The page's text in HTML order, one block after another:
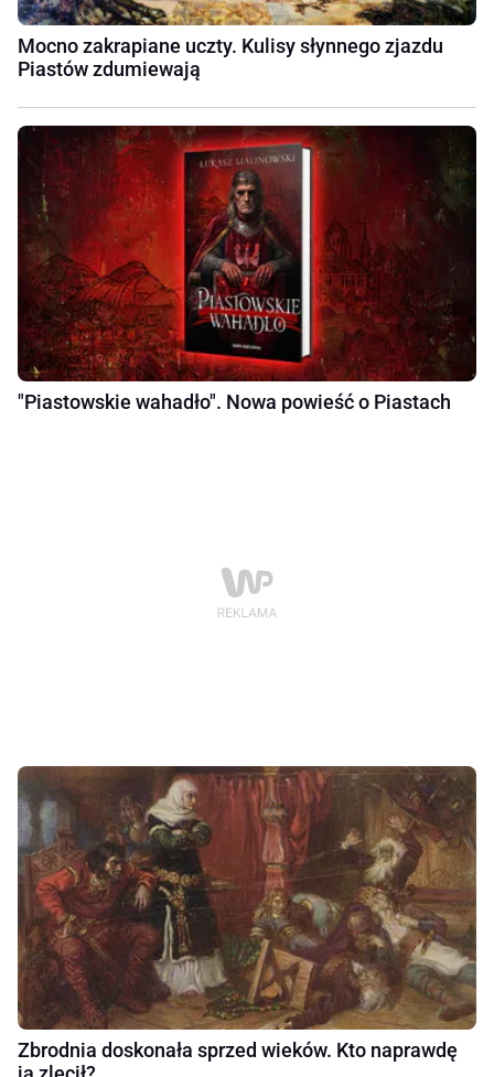
Mocno zakrapiane uczty. Kulisy słynnego zjazdu
Piastów zdumiewają
"Piastowskie wahadło". Nowa powieść o Piastach
Zbrodnia doskonała sprzed wieków. Kto naprawdę